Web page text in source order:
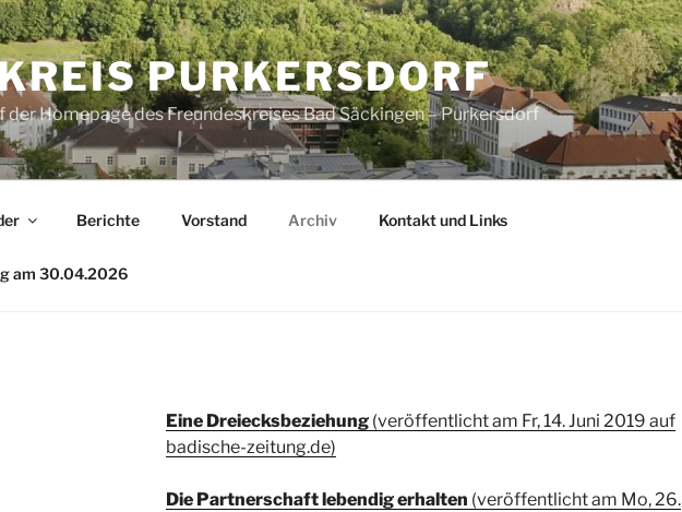
PURKERSDORF
Homepage des Freundeskreises Bad Säckingen – Purkersdorf
Berichte Vorstand Archiv Kontakt und Links
am 30.04.2026
Eine Dreiecksbeziehung(veröffentlicht am Fr, 14. Juni 2019 auf
badische-zeitung.de)
Die Partnerschaft lebendig erhalten (veröffentlicht am Mo, 26.